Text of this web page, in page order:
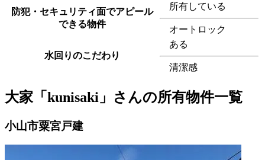
防犯・セキュリティ面でアピール
できる物件
所有している
オートロック
水回りのこだわり
ある
清潔感
大家「kunisaki」さんの所有物件一覧
小山市粟宮戸建